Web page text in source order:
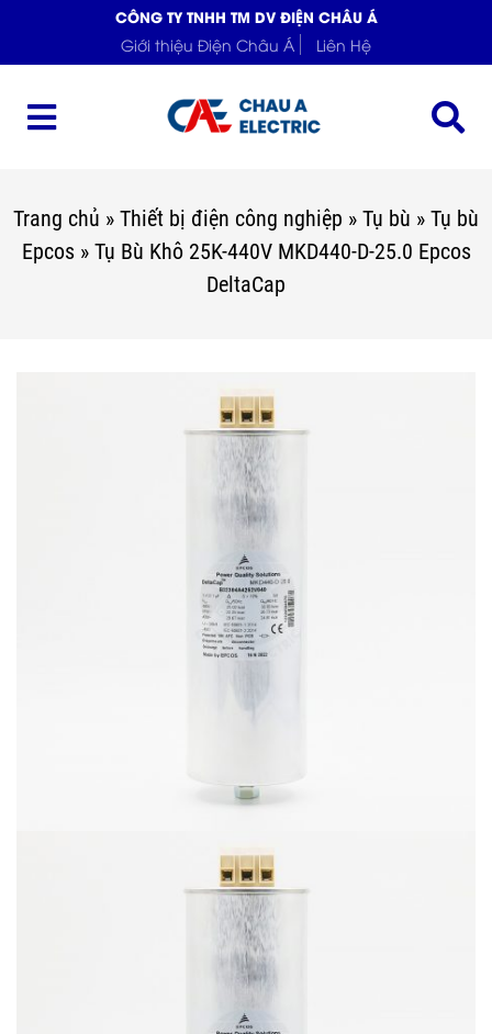
CÔNG TY TNHH TM DV ĐIỆN CHÂU Á
Giới thiệu Điện Châu Á
Liên Hệ
Trang chủ » Thiết bị điện công nghiệp » Tụ bù » Tụ bù
Epcos » Tụ Bù Khô 25K-440V MKD440-D-25.0 Epcos
DeltaCap